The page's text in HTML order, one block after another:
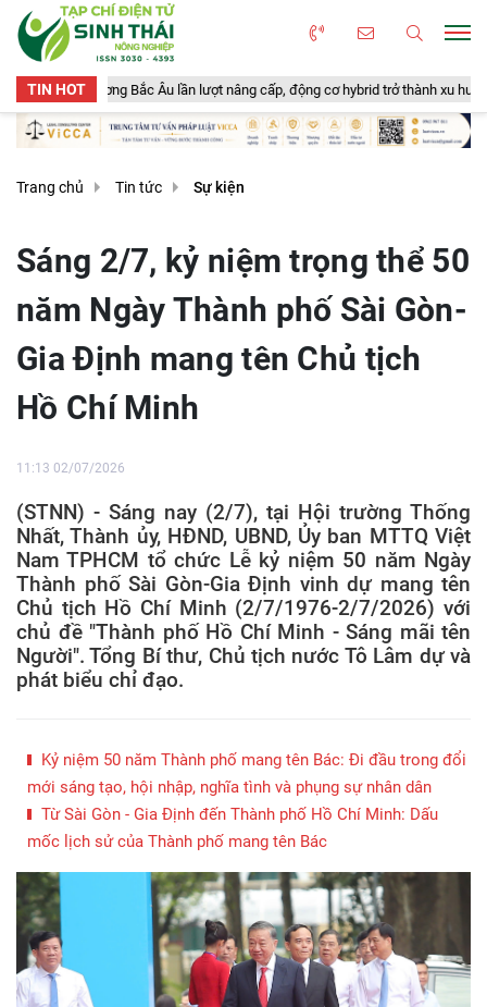
TIN HOT
Bắc Âu lần lượt nâng cấp, động cơ hybrid trở thành xu hướng mới
Trang chủ Tin tức Sự kiện
Sáng 2/7, kỷ niệm trọng thể 50
năm Ngày Thành phố Sài Gòn-
Gia Định mang tên Chủ tịch
Hồ Chí Minh
11:13 02/07/2026
(STNN) - Sáng nay (2/7), tại Hội trường Thống
Nhất, Thành ủy, HĐND, UBND, Ủy ban MTTQ Việt
Nam TPHCM tổ chức Lễ kỷ niệm 50 năm Ngày
Thành phố Sài Gòn-Gia Định vinh dự mang tên
Chủ tịch Hồ Chí Minh (2/7/1976-2/7/2026) với
chủ đề "Thành phố Hồ Chí Minh - Sáng mãi tên
Người". Tổng Bí thư, Chủ tịch nước Tô Lâm dự và
phát biểu chỉ đạo.
Kỷ niệm 50 năm Thành phố mang tên Bác: Đi đầu trong đổi
mới sáng tạo, hội nhập, nghĩa tình và phụng sự nhân dân
Từ Sài Gòn - Gia Định đến Thành phố Hồ Chí Minh: Dấu
mốc lịch sử của Thành phố mang tên Bác